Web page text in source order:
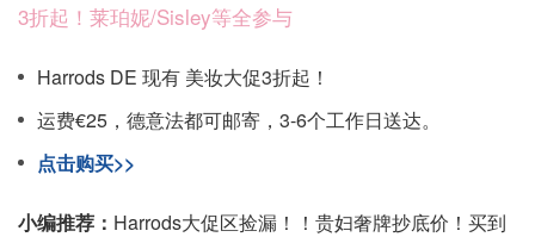
3折起！莱珀妮/Sisley等全参与
Harrods DE 现有 美妆大促3折起！
运费€25，德意法都可邮寄，3-6个工作日送达。
点击购买>>
小编推荐： Harrods大促区捡漏！！贵妇奢牌抄底价！买到